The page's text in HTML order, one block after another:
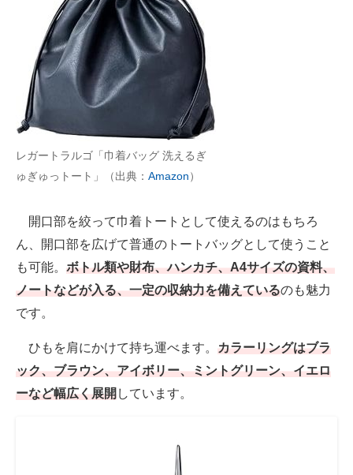
レガートラルゴ「巾着バッグ 洗えるぎ
ゅぎゅっトート」（出典： Amazon）
開口部を絞って巾着トートとして使えるのはもちろ
ん、開口部を広げて普通のトートバッグとして使うこと
も可能。 ボトル類や財布、ハンカチ、A4サイズの資料、
ノートなどが入る、一定の収納力を備えているのも魅力
です。
ひもを肩にかけて持ち運べます。 カラーリングはブラ
ック、ブラウン、アイボリー、ミントグリーン、イエロ
ーなど幅広く展開 しています。